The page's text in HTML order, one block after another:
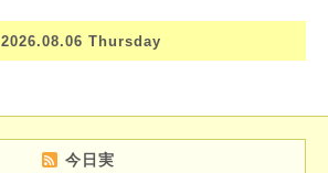
2026.08.06 Thursday
今日実